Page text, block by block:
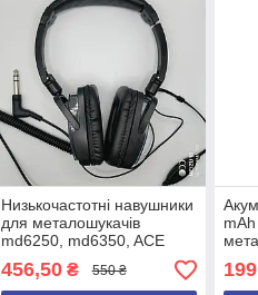
Низькочастотні навушники
для металошукачів
md6250, md6350, ACE
250, ACE 350, ACE250,
ACE350, GARRET 2026 рік
456,50₴ 550 ₴